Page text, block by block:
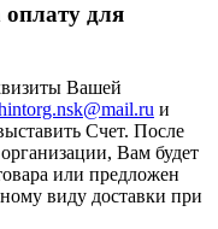
для
Вашей
и
Счет. После
Вам будет
или предложен
виду доставки при